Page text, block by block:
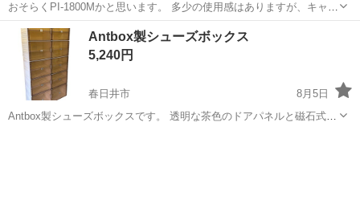
おそらくPI-1800Mかと思います。 多少の使用感はありますが、キャス
ターもスムーズでまだまだお使いいただけます。 サイズは画像でご確
認ください。
愛知 春日井市 収納家具 アイリスオーヤマ
Antbox製シューズボックス
5,240円
春日井市
8月5日
Antbox製シューズボックスです。 透明な茶色のドアパネルと磁石式の